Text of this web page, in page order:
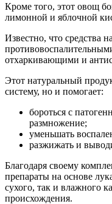
Кроме того, этот овощ
лимонной и яблочной
Известно, что средства
отхаркивающими и
Этот натуральный
систему, но и помогает:
бороться с
размножение;
уменьшать
разжижать и
Благодаря своему
препараты на основе
сухого, так и влажного
происхождения.